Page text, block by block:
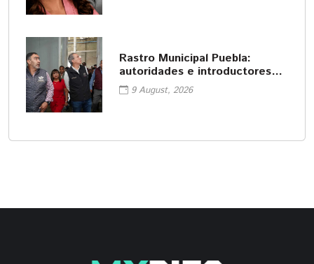
Rastro Municipal Puebla:
autoridades e introductores
revisan operación
9 August, 2026